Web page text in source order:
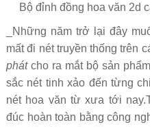
Bộ đỉnh đồng hoa văn 2d
_Những năm trở lại đây
mất đi nét truyền thống trên
phát cho ra mắt bộ sản
sắc nét tinh xảo đến từng
nét hoa văn từ xưa tới
đúc hoàn toàn bằng công